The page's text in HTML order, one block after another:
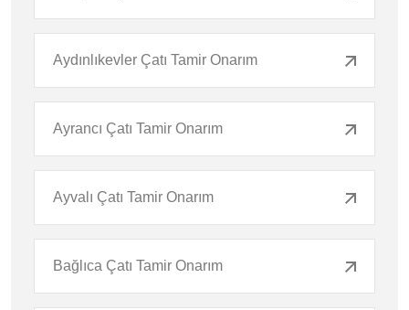
Aydınlıkevler Çatı Tamir Onarım
Ayrancı Çatı Tamir Onarım
Ayvalı Çatı Tamir Onarım
Bağlıca Çatı Tamir Onarım